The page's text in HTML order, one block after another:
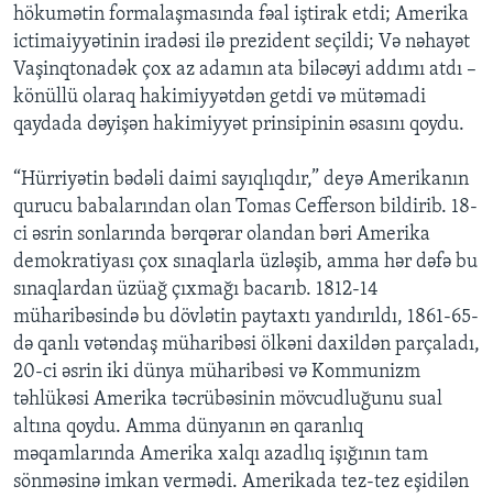
hökumətin formalaşmasında fəal iştirak etdi; Amerika
ictimaiyyətinin iradəsi ilə prezident seçildi; Və nəhayət
Vaşinqtonadək çox az adamın ata biləcəyi addımı atdı –
könüllü olaraq hakimiyyətdən getdi və mütəmadi
qaydada dəyişən hakimiyyət prinsipinin əsasını qoydu.
“Hürriyətin bədəli daimi sayıqlıqdır,” deyə Amerikanın
qurucu babalarından olan Tomas Cefferson bildirib. 18-
ci əsrin sonlarında bərqərar olandan bəri Amerika
demokratiyası çox sınaqlarla üzləşib, amma hər dəfə bu
sınaqlardan üzüağ çıxmağı bacarıb. 1812-14
müharibəsində bu dövlətin paytaxtı yandırıldı, 1861-65-
də qanlı vətəndaş müharibəsi ölkəni daxildən parçaladı,
20-ci əsrin iki dünya müharibəsi və Kommunizm
təhlükəsi Amerika təcrübəsinin mövcudluğunu sual
altına qoydu. Amma dünyanın ən qaranlıq
məqamlarında Amerika xalqı azadlıq işığının tam
sönməsinə imkan vermədi. Amerikada tez-tez eşidilən